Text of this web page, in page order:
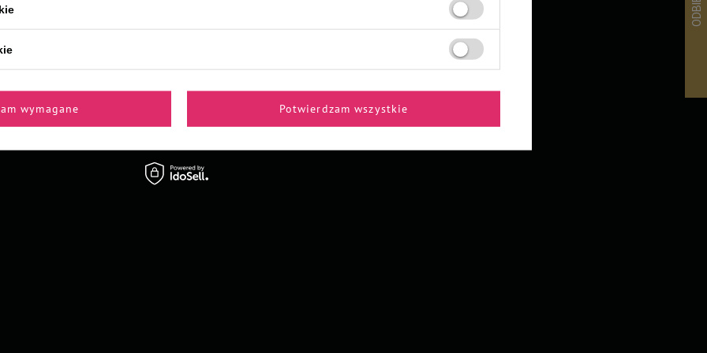
wymagane Potwierdzam wszystkie